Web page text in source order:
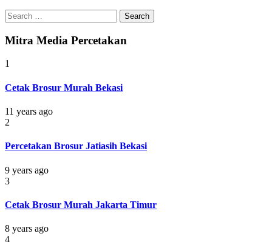
Search
for:
Mitra Media Percetakan
1
Cetak Brosur Murah Bekasi
11 years ago
2
Percetakan Brosur Jatiasih Bekasi
9 years ago
3
Cetak Brosur Murah Jakarta Timur
8 years ago
4